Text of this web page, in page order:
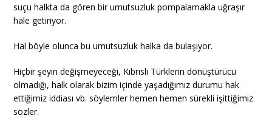
suçu halkta da gören bir umutsuzluk pompalamakla uğraşır
hale getiriyor.
Hal böyle olunca bu umutsuzluk halka da bulaşıyor.
Hiçbir şeyin değişmeyeceği, Kıbrıslı Türklerin dönüştürücü
olmadığı, halk olarak bizim içinde yaşadığımız durumu hak
ettiğimiz iddiası vb. söylemler hemen hemen sürekli işittiğimiz
sözler.